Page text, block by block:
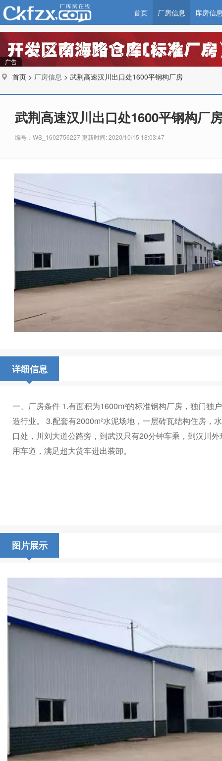
首页 厂房信息 库房信
广告
首页 > 厂房信息 > 武荆高速汉川出口处1600平钢构厂房
武荆高速汉川出口处1600平钢构厂
编号：WS_1602756227 更新时间: 2020/10/15 18:03:47
详细信息
一、厂房条件 1.有面积为1600m²的标准钢构​‌‌厂房，独门独
造行业。 3.配套有2000m²水泥场地，一层砖瓦结构住房，
口处，川刘大道公路旁，到武汉只有20分钟车乘，到汉川
用车道，满足超大货车进出装卸。
图片展示